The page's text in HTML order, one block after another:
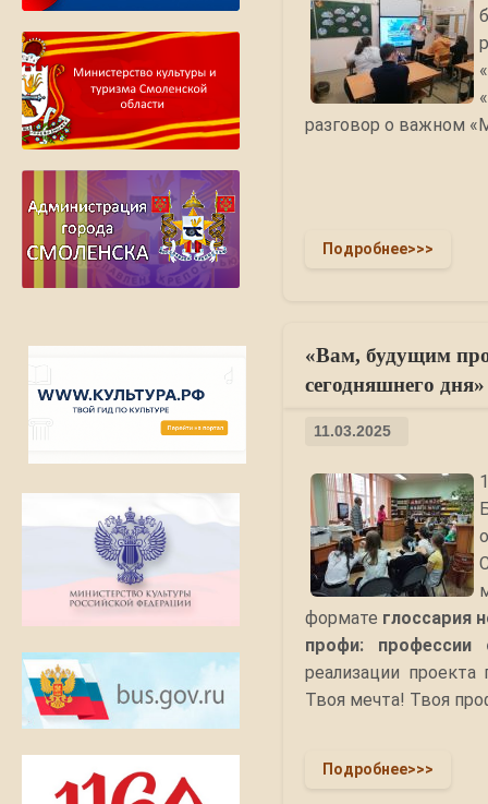
разговор о важном
Подробнее>>>
«Вам, будущим
сегодняшнего
11.03.2025
формате глоссария
профи: профессии
реализации
Твоя мечта! Твоя
Подробнее>>>